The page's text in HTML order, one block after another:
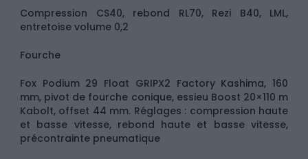
Compression CS40, rebond RL70, Rezi B40, LML,
entretoise volume 0,2
Fourche
Fox Podium 29 Float GRIPX2 Factory Kashima, 160
mm, pivot de fourche conique, essieu Boost 20×110 m
Kabolt, offset 44 mm. Réglages : compression haute
et basse vitesse, rebond haute et basse vitesse,
précontrainte pneumatique